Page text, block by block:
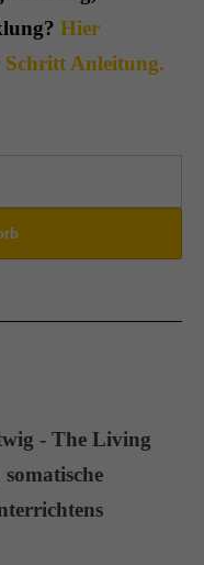
Hier
Anleitung.
- The Living